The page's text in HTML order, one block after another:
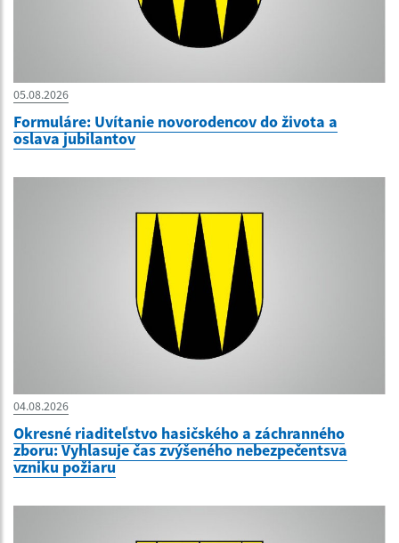
05.08.2026
Formuláre: Uvítanie novorodencov do života a
oslava jubilantov
04.08.2026
Okresné riaditeľstvo hasičského a záchranného
zboru: Vyhlasuje čas zvýšeného nebezpečentsva
vzniku požiaru